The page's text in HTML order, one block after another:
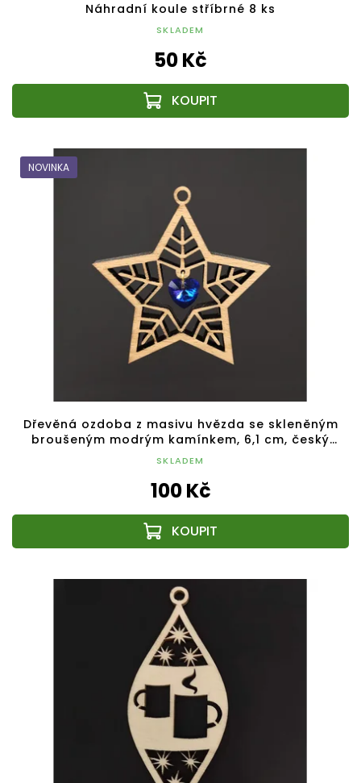
Náhradní koule stříbrné 8 ks
SKLADEM
50 Kč
NOVINKA
Dřevěná ozdoba z masivu hvězda se skleněným
broušeným modrým kamínkem, 6,1 cm, český
výrobek
SKLADEM
100 Kč